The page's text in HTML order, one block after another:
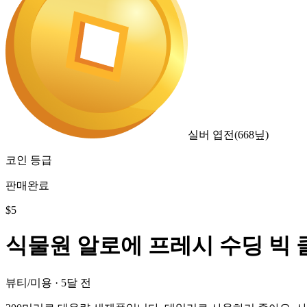
실버 엽전(668닢)
코인 등급
판매완료
$5
식물원 알로에 프레시 수딩 빅
뷰티/미용 · 5달 전